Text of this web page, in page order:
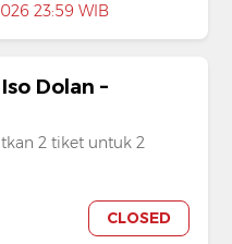
23:59 WIB
Dolan –
2 tiket untuk 2
CLOSED